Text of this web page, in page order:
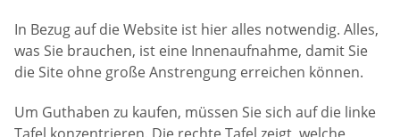
In Bezug auf die Website ist hier alles notwendig. Alles,
was Sie brauchen, ist eine Innenaufnahme, damit Sie
die Site ohne große Anstrengung erreichen können.
Um Guthaben zu kaufen, müssen Sie sich auf die linke